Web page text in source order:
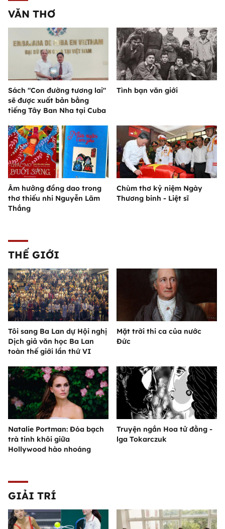
VĂN THƠ
Sách "Con đường tương lai"
sẽ được xuất bản bằng
tiếng Tây Ban Nha tại Cuba
Tình bạn văn giới
Âm hưởng đồng dao trong
thơ thiếu nhi Nguyễn Lãm
Thắng
Chùm thơ kỷ niệm Ngày
Thương binh - Liệt sĩ
THẾ GIỚI
Tôi sang Ba Lan dự Hội nghị
Dịch giả văn học Ba Lan
toàn thế giới lần thứ VI
Mặt trời thi ca của nước
Đức
Natalie Portman: Đóa bạch
trà tinh khôi giữa
Hollywood hào nhoáng
Truyện ngắn Hoa tử đằng -
lga Tokarczuk
GIẢI TRÍ